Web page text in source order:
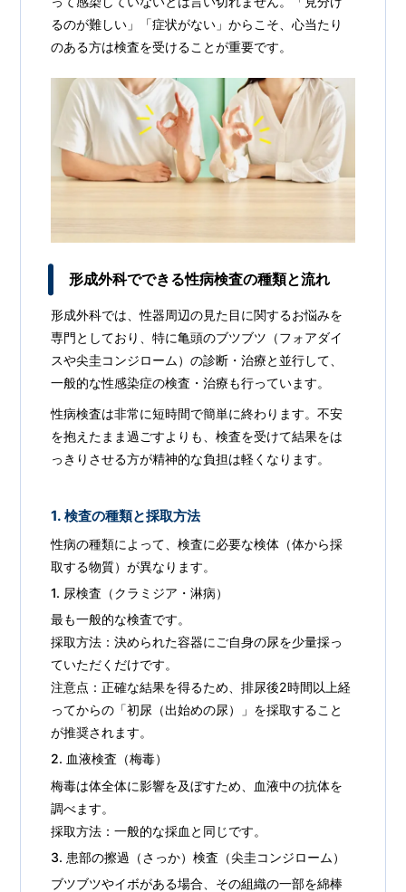
るのが難しい」「症状がない」からこそ、心当たり
のある方は検査を受けることが重要です。
形成外科でできる性病検査の種類と流れ
形成外科では、性器周辺の見た目に関するお悩みを
専門としており、特に亀頭のブツブツ（フォアダイ
スや尖圭コンジローム）の診断・治療と並行して、
一般的な性感染症の検査・治療も行っています。
性病検査は非常に短時間で簡単に終わります。不安
を抱えたまま過ごすよりも、検査を受けて結果をは
っきりさせる方が精神的な負担は軽くなります。
1. 検査の種類と採取方法
性病の種類によって、検査に必要な検体（体から採
取する物質）が異なります。
1. 尿検査（クラミジア・淋病）
最も一般的な検査です。
採取方法：決められた容器にご自身の尿を少量採っ
ていただくだけです。
注意点：正確な結果を得るため、排尿後2時間以上経
ってからの「初尿（出始めの尿）」を採取すること
が推奨されます。
2. 血液検査（梅毒）
梅毒は体全体に影響を及ぼすため、血液中の抗体を
調べます。
採取方法：一般的な採血と同じです。
3. 患部の擦過（さっか）検査（尖圭コンジローム）
ブツブツやイボがある場合、その組織の一部を綿棒